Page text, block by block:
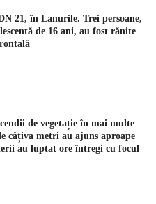
21, în Lanurile. Trei persoane,
de 16 ani, au fost rănite
de vegetație în mai multe
câțiva metri au ajuns aproape
au luptat ore întregi cu focul